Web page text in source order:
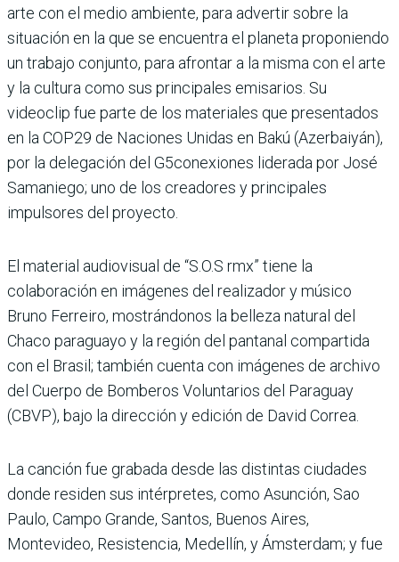
arte con el medio ambiente, para advertir sobre la
situación en la que se encuentra el planeta proponiendo
un trabajo conjunto, para afrontar a la misma con el arte
y la cultura como sus principales emisarios. Su
videoclip fue parte de los materiales que presentados
en la COP29 de Naciones Unidas en Bakú (Azerbaiyán),
por la delegación del G5conexiones liderada por José
Samaniego; uno de los creadores y principales
impulsores del proyecto.
El material audiovisual de “S.O.S rmx” tiene la
colaboración en imágenes del realizador y músico
Bruno Ferreiro, mostrándonos la belleza natural del
Chaco paraguayo y la región del pantanal compartida
con el Brasil; también cuenta con imágenes de archivo
del Cuerpo de Bomberos Voluntarios del Paraguay
(CBVP), bajo la dirección y edición de David Correa.
La canción fue grabada desde las distintas ciudades
donde residen sus intérpretes, como Asunción, Sao
Paulo, Campo Grande, Santos, Buenos Aires,
Montevideo, Resistencia, Medellín, y Ámsterdam; y fue